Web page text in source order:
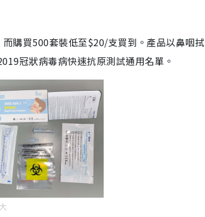
購買500套裝低至$20/支買到。產品以鼻咽
冠狀病毒病快速抗原測試通用名單。